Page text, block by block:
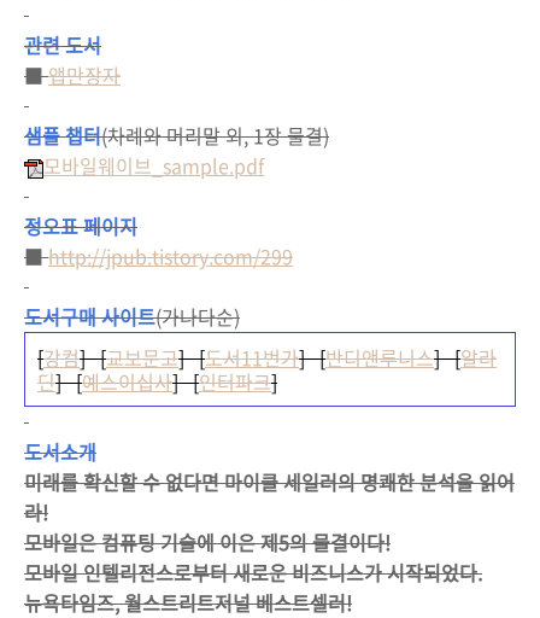
관련 도서
■앱만장자
샘플 챕터(차례와 머리말 외, 1장 물결)
모바일웨이브_sample.pdf
정오표 페이지
■http://jpub.tistory.com/299
도서구매 사이트(가나다순)
[강컴] [교보문고] [도서11번가] [반디앤루니스] [알라
딘] [예스이십사] [인터파크]
도서소개
미래를 확신할 수 없다면 마이클 세일러의 명쾌한 분석을 읽어
라!
모바일은 컴퓨팅 기술에 이은 제5의 물결이다!
모바일 인텔리전스로부터 새로운 비즈니스가 시작되었다.
뉴욕타임즈, 월스트리트저널 베스트셀러!